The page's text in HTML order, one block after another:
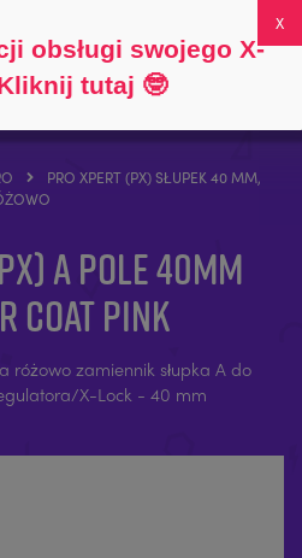
0
PRO XPERT (PX) SŁUPEK 40 MM,
A Pole 40mm
Coat Pink
różowo zamiennik słupka A do
X-Lock - 40 mm
obsługi swojego X-
tutaj 🤓